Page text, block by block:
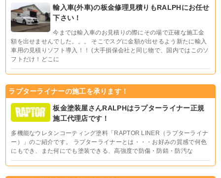
輸入車(外車)の板金修理見積りもRALPHにお任せ
下さい！
今までは輸入車のお見積りの際にその場で正確な施工金
額を出せませんでした。。。 そこでスグに金額が出せるよう新たに輸入
車用の見積りソフト導入！！ (大手損保会社と同じ物で、国内ではこのソ
フトだけ！どこに
ラプターライナーの施工を承ります！
板金塗装屋さんRALPHはラプターライナー正規
施工代理店です！
多機能なウレタンコーティング塗料「RAPTOR LINER（ラプターライナ
ー）」のご紹介です。 ラプターライナーとは・・・お好みの質感で何色
にもでき、また何にでも塗装できる、高強度で防傷・防錆・防汚な